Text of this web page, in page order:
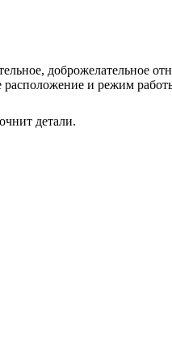
доброжелательное
и режим
детали.